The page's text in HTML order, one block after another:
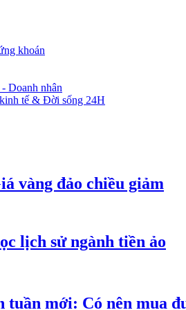
khoán
Doanh nhân
tế & Đời sống 24H
vàng đảo chiều giảm
lịch sử ngành tiền ảo
tuần mới: Có nên mua